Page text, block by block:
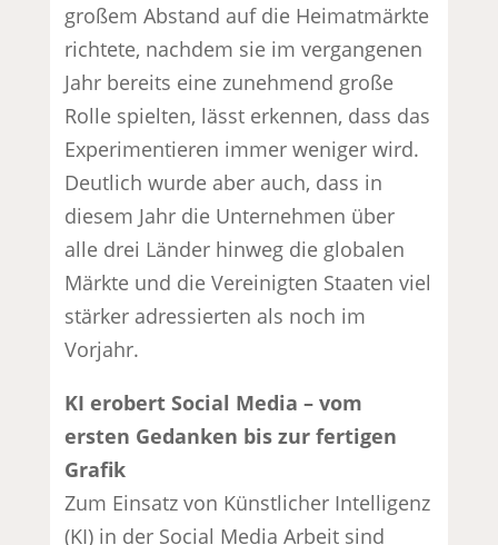
großem Abstand auf die Heimatmärkte
richtete, nachdem sie im vergangenen
Jahr bereits eine zunehmend große
Rolle spielten, lässt erkennen, dass das
Experimentieren immer weniger wird.
Deutlich wurde aber auch, dass in
diesem Jahr die Unternehmen über
alle drei Länder hinweg die globalen
Märkte und die Vereinigten Staaten viel
stärker adressierten als noch im
Vorjahr.
KI erobert Social Media – vom
ersten Gedanken bis zur fertigen
Grafik
Zum Einsatz von Künstlicher Intelligenz
(KI) in der Social Media Arbeit sind